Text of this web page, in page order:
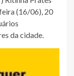
(16/06), 20
da cidade.